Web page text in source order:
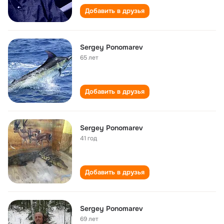
Добавить в друзья
Sergey Ponomarev
65 лет
Добавить в друзья
Sergey Ponomarev
41 год
Добавить в друзья
Sergey Ponomarev
69 лет